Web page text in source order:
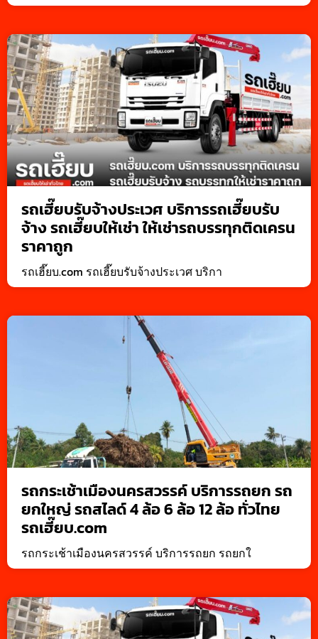
รถเฮี๊ยบรับจ้างประเวศ บริการรถเฮี๊ยบรับ
จ้าง รถเฮี๊ยบให้เช่า ให้เช่ารถบรรทุกติดเครน
ราคาถูก
รถเฮี๊ยบ.com รถเฮี๊ยบรับจ้างประเวศ บริกา
รถกระเช้าเมืองนครสวรรค์ บริการรถยก รถ
ยกใหญ่ รถสไลด์ 4 ล้อ 6 ล้อ 12 ล้อ ทั่วไทย
รถเฮี๊ยบ.com
รถกระเช้าเมืองนครสวรรค์ บริการรถยก รถยกใ